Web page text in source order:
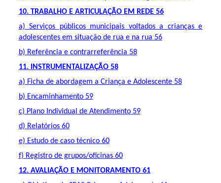
10. TRABALHO E ARTICULAÇÃO EM REDE 56
a) Serviços públicos municipais voltados a crianças e
adolescentes em situação de rua e na rua 56
b) Referência e contrarreferência 58
11. INSTRUMENTALIZAÇÃO 58
a) Ficha de abordagem a Criança e Adolescente 58
b) Encaminhamento 59
c) Plano Individual de Atendimento 59
d) Relatórios 60
e) Estudo de caso técnico 60
f) Registro de grupos/oficinas 60
12. AVALIAÇÃO E MONITORAMENTO 61